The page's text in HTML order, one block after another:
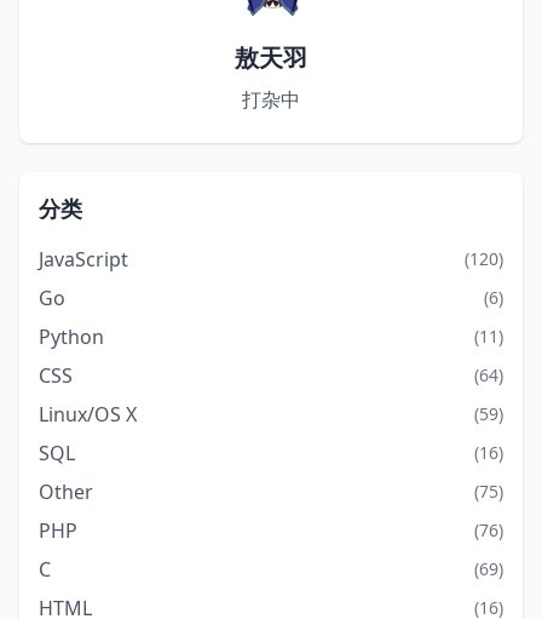
敖天羽
打杂中
分类
JavaScript (120)
Go (6)
Python (11)
CSS (64)
Linux/OS X (59)
SQL (16)
Other (75)
PHP (76)
C (69)
HTML (16)